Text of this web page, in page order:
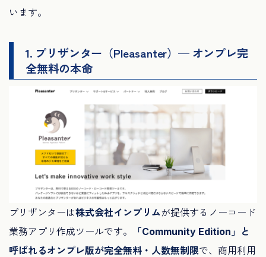
います。
1. プリザンター（Pleasanter）— オンプレ完
全無料の本命
プリザンターは株式会社インプリムが提供するノーコード
業務アプリ作成ツールです。
「Community Edition」と
呼ばれるオンプレ版が完全無料・人数無制限で、商用利用